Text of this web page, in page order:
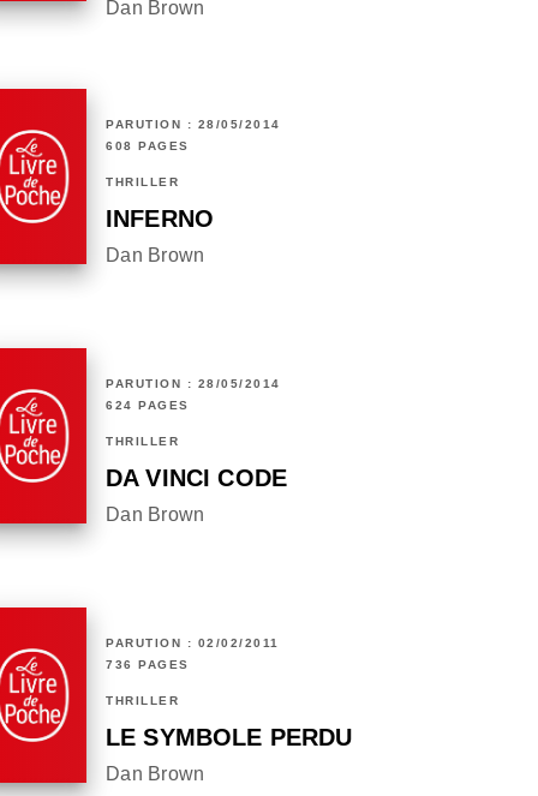
Dan Brown
PARUTION : 28/05/2014
608 PAGES
THRILLER
INFERNO
Dan Brown
PARUTION : 28/05/2014
624 PAGES
THRILLER
DA VINCI CODE
Dan Brown
PARUTION : 02/02/2011
736 PAGES
THRILLER
LE SYMBOLE PERDU
Dan Brown